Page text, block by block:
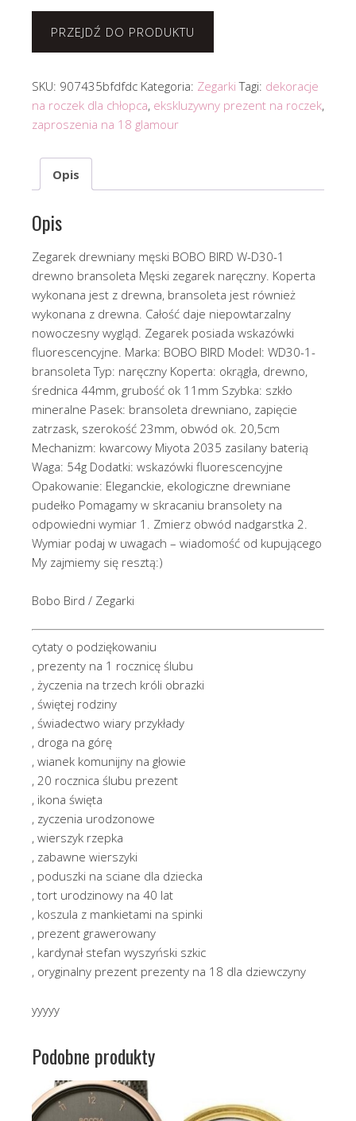
PRZEJDŹ DO PRODUKTU
SKU: 907435bfdfdc Kategoria: Zegarki Tagi: dekoracje
na roczek dla chłopca, ekskluzywny prezent na roczek,
zaproszenia na 18 glamour
Opis
Opis
Zegarek drewniany męski BOBO BIRD W-D30-1
drewno bransoleta Męski zegarek naręczny. Koperta
wykonana jest z drewna, bransoleta jest również
wykonana z drewna. Całość daje niepowtarzalny
nowoczesny wygląd. Zegarek posiada wskazówki
fluorescencyjne. Marka: BOBO BIRD Model: WD30-1-
bransoleta Typ: naręczny Koperta: okrągła, drewno,
średnica 44mm, grubość ok 11mm Szybka: szkło
mineralne Pasek: bransoleta drewniano, zapięcie
zatrzask, szerokość 23mm, obwód ok. 20,5cm
Mechanizm: kwarcowy Miyota 2035 zasilany baterią
Waga: 54g Dodatki: wskazówki fluorescencyjne
Opakowanie: Eleganckie, ekologiczne drewniane
pudełko Pomagamy w skracaniu bransolety na
odpowiedni wymiar 1. Zmierz obwód nadgarstka 2.
Wymiar podaj w uwagach – wiadomość od kupującego
My zajmiemy się resztą:)
Bobo Bird / Zegarki
cytaty o podziękowaniu
, prezenty na 1 rocznicę ślubu
, życzenia na trzech króli obrazki
, świętej rodziny
, świadectwo wiary przykłady
, droga na górę
, wianek komunijny na głowie
, 20 rocznica ślubu prezent
, ikona święta
, zyczenia urodzonowe
, wierszyk rzepka
, zabawne wierszyki
, poduszki na sciane dla dziecka
, tort urodzinowy na 40 lat
, koszula z mankietami na spinki
, prezent grawerowany
, kardynał stefan wyszyński szkic
, oryginalny prezent prezenty na 18 dla dziewczyny
yyyyy
Podobne produkty